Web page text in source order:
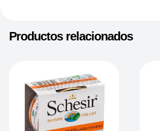
Productos relacionados